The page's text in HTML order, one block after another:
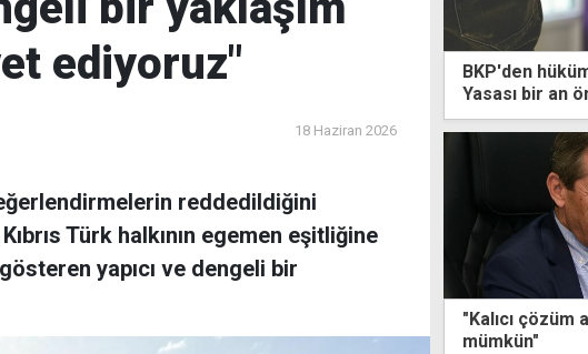
ediyoruz"
18 Haziran 2026
reddedildiğini
Türk halkının egemen eşitliğine
yapıcı ve dengeli bir
BKP'den
Yasası bir an
"Kalıcı
mümkün"